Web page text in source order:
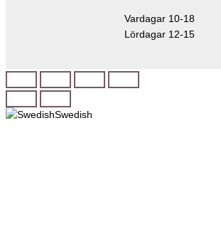
Vardagar 10-18
Lördagar 12-15
Swedish